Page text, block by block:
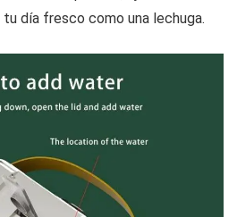
día fresco como una lechuga.